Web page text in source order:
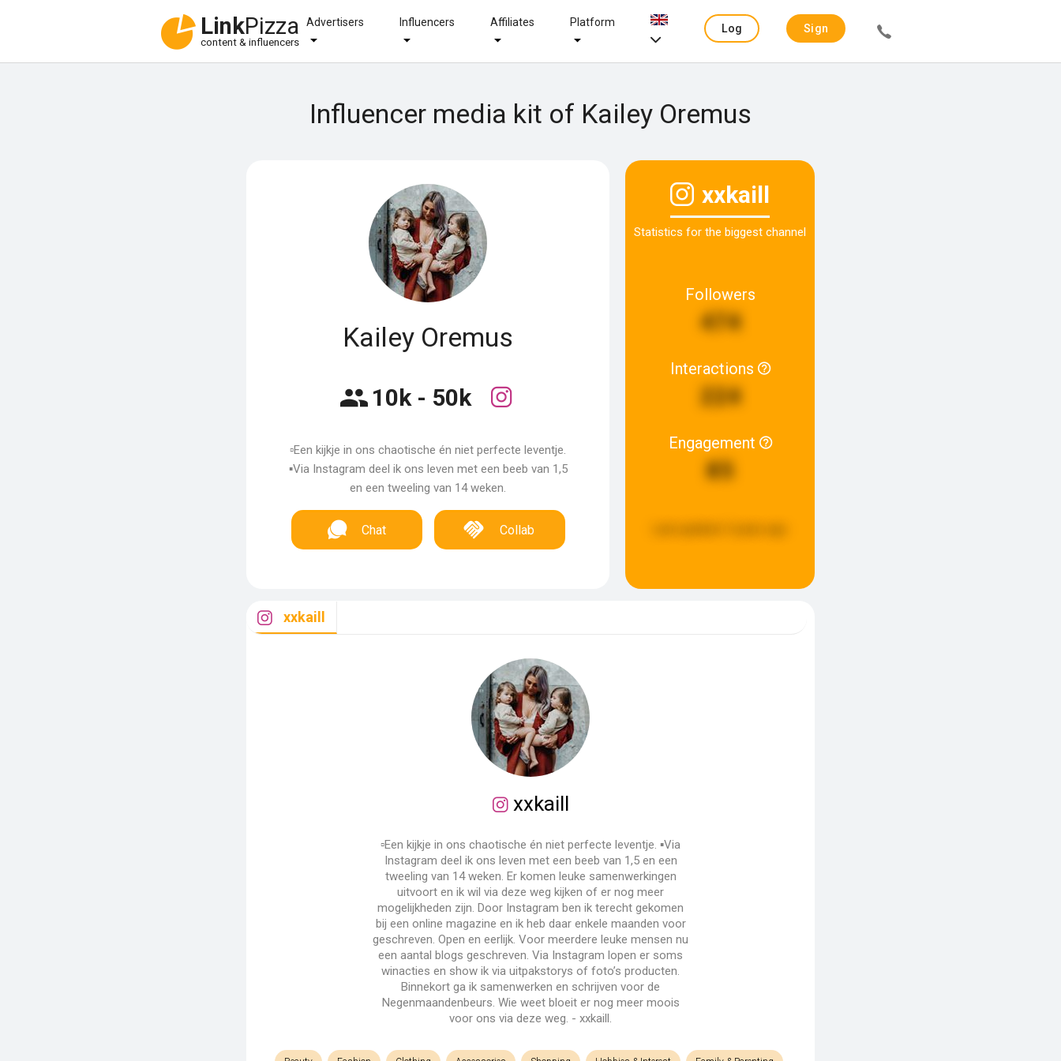
LinkPizza
content & influencers
Advertisers Influencers Affiliates Platform
Log
Sign
Influencer media kit of Kailey Oremus
Kailey Oremus
10k - 50k
▫️Een kijkje in ons chaotische én niet perfecte leventje.
▪️Via Instagram deel ik ons leven met een beeb van 1,5
en een tweeling van 14 weken.
Chat Collab
xxkaill
Statistics for the biggest channel
Followers
474
Interactions
224
Engagement
85
xxkaill
xxkaill
▫️Een kijkje in ons chaotische én niet perfecte leventje. ▪️Via
Instagram deel ik ons leven met een beeb van 1,5 en een
tweeling van 14 weken. Er komen leuke samenwerkingen
uitvoort en ik wil via deze weg kijken of er nog meer
mogelijkheden zijn. Door Instagram ben ik terecht gekomen
bij een online magazine en ik heb daar enkele maanden voor
geschreven. Open en eerlijk. Voor meerdere leuke mensen nu
een aantal blogs geschreven. Via Instagram lopen er soms
winacties en show ik via uitpakstorys of foto’s producten.
Binnekort ga ik samenwerken en schrijven voor de
Negenmaandenbeurs. Wie weet bloeit er nog meer moois
voor ons via deze weg. - xxkaill.